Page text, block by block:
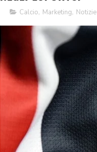
Calcio, Marketing, Notizie